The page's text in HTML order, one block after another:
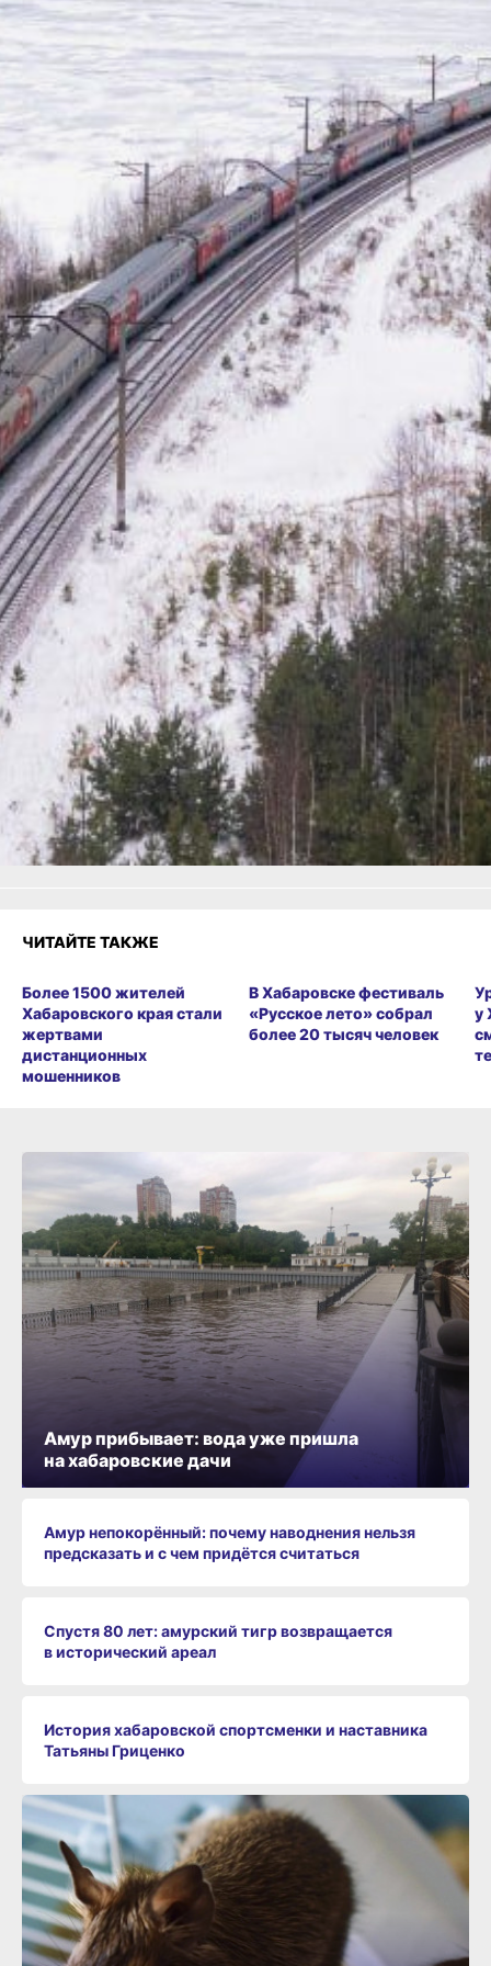
Скидка действует
на билеты в плацкартные
и общие вагоны, вагоны 2-
го и 3-го класса (кроме
в купейные вагоны
двухэтажных поездов (по
цене половины
плацкартного билета).
Для детей до 10 лет
сохраняется детский
тариф со скидкой до 35%
во всех категориях
вагонов, кроме люкса.
Малыши до 5 лет по-
прежнему ездят бесплатно
в сопровождении
взрослых.
Важно: льгота действует
не круглый год, а с 1
января по 31 мая и с 1
сентября по 31 декабря.
Летом, с 1 июня по 31
августа, скидка не
предоставляется.
В ТЕМУ:
Дети-иностранцы лишены
льгот на авиаперевозки
по Хабаровскому краю
Читайте нас в соцсетях:
ВКонтакте
Одноклассники, Телеграм
или
Яндекс.ДзениМАКС
Как вам материал?
Огонь!
Супер
2
Удивило
Грустно
Злость
Разочарование
ЧИТАЙТЕ ТАКЖЕ
Более 1500 жителей
Хабаровского края стали
жертвами
дистанционных
мошенников
В Хабаровске фестиваль
«Русское лето» собрал
более 20 тысяч человек
у
Амур прибывает: вода уже пришла
на хабаровские дачи
Амур непокорённый: почему наводнения нельзя
предсказать и с чем придётся считаться
Спустя 80 лет: амурский тигр возвращается
в исторический ареал
История хабаровской спортсменки и наставника
Татьяны Гриценко